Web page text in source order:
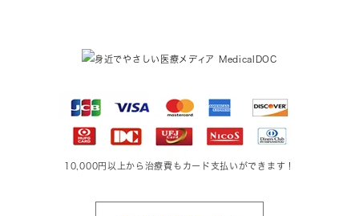
10,000円以上から治療費もカード支払いができます！